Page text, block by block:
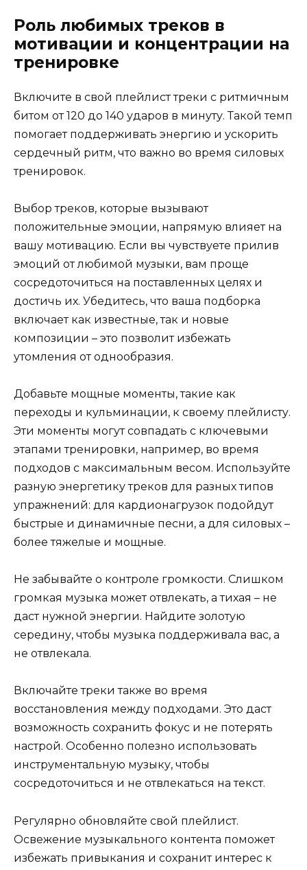
Роль любимых треков в
мотивации и концентрации на
тренировке
Включите в свой плейлист треки с ритмичным
битом от 120 до 140 ударов в минуту. Такой темп
помогает поддерживать энергию и ускорить
сердечный ритм, что важно во время силовых
тренировок.
Выбор треков, которые вызывают
положительные эмоции, напрямую влияет на
вашу мотивацию. Если вы чувствуете прилив
эмоций от любимой музыки, вам проще
сосредоточиться на поставленных целях и
достичь их. Убедитесь, что ваша подборка
включает как известные, так и новые
композиции – это позволит избежать
утомления от однообразия.
Добавьте мощные моменты, такие как
переходы и кульминации, к своему плейлисту.
Эти моменты могут совпадать с ключевыми
этапами тренировки, например, во время
подходов с максимальным весом. Используйте
разную энергетику треков для разных типов
упражнений: для кардионагрузок подойдут
быстрые и динамичные песни, а для силовых –
более тяжелые и мощные.
Не забывайте о контроле громкости. Слишком
громкая музыка может отвлекать, а тихая – не
даст нужной энергии. Найдите золотую
середину, чтобы музыка поддерживала вас, а
не отвлекала.
Включайте треки также во время
восстановления между подходами. Это даст
возможность сохранить фокус и не потерять
настрой. Особенно полезно использовать
инструментальную музыку, чтобы
сосредоточиться и не отвлекаться на текст.
Регулярно обновляйте свой плейлист.
Освежение музыкального контента поможет
избежать привыкания и сохранит интерес к